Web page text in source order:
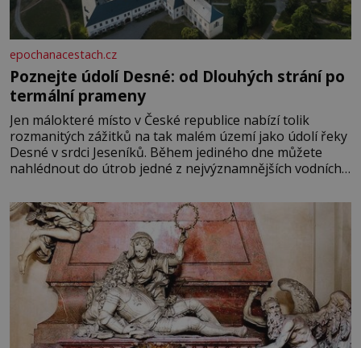
epochanacestach.cz
Poznejte údolí Desné: od Dlouhých strání po
termální prameny
Jen málokteré místo v České republice nabízí tolik
rozmanitých zážitků na tak malém území jako údolí řeky
Desné v srdci Jeseníků. Během jediného dne můžete
nahlédnout do útrob jedné z nejvýznamnějších vodních
se na koloběžce a den zakončit poznáváním památek ve
Velkých Losinách nebo v termálním